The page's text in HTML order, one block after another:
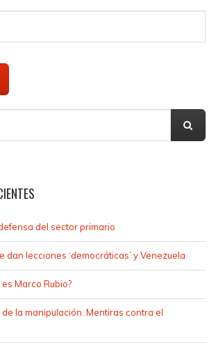
del sector primario
dan lecciones ‘democráticas’ y Venezuela
es Marco Rubio?
de la manipulación. Mentiras contra el